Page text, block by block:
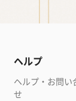
ヘルプ
ヘルプ・お問い
せ